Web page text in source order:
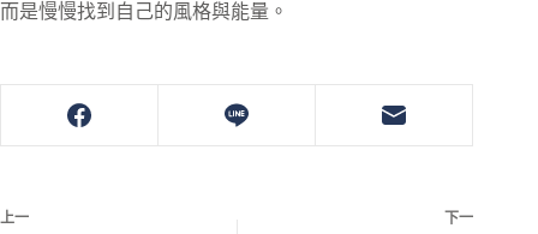
而是慢慢找到自己的風格與能量。
上一 下一